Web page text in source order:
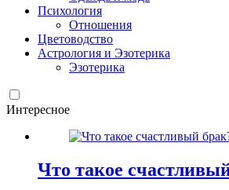
Психология
Отношения
Цветоводство
Астрология и Эзотерика
Эзотерика
Интересное
Что такое